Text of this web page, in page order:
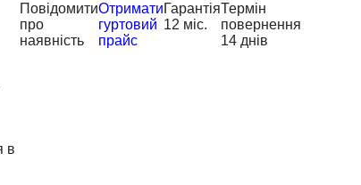
в
Повідомити
про
наявність
Отримати
гуртовий
прайс
Гарантія
12 міс.
Термін
повернення
14 днів